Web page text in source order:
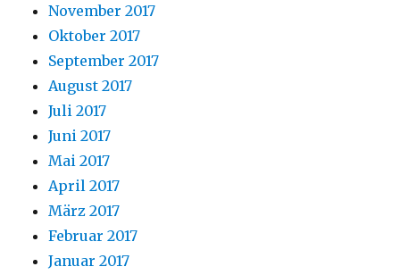
November 2017
Oktober 2017
September 2017
August 2017
Juli 2017
Juni 2017
Mai 2017
April 2017
März 2017
Februar 2017
Januar 2017